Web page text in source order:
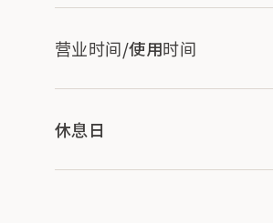
营业时间/使用时间
休息日